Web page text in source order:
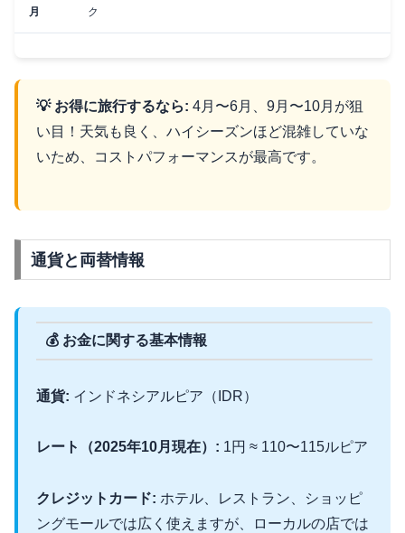
月
ク
💡 お得に旅行するなら: 4月〜6月、9月〜10月が狙
い目！天気も良く、ハイシーズンほど混雑していな
いため、コストパフォーマンスが最高です。
通貨と両替情報
💰 お金に関する基本情報
通貨: インドネシアルピア（IDR）
レート（2025年10月現在）: 1円 ≈ 110〜115ルピア
クレジットカード: ホテル、レストラン、ショッピ
ングモールでは広く使えますが、ローカルの店では